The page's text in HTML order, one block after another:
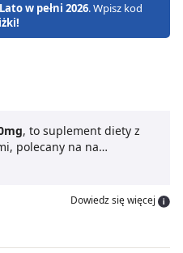
Lato w pełni 2026. Wpisz kod
, to suplement diety z
polecany na na
na wysoką
się do ochrony
aż 200 kapsułek.
Dowiedz się więcej